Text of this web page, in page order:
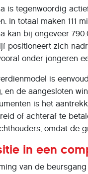
is tegenwoordig
In totaal maken 111
kan bij ongeveer
positioneert zich
onder jongeren
is
en de aangesloten
is het
of achteraf te
omdat de
in een
van de